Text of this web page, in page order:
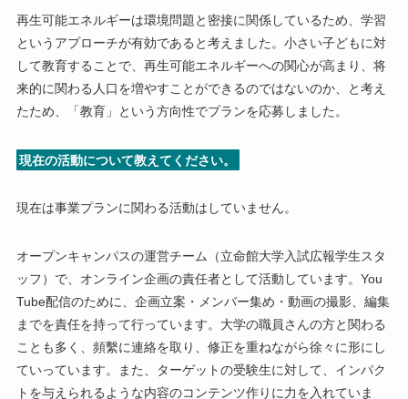
再生可能エネルギーは環境問題と密接に関係しているため、学習
というアプローチが有効であると考えました。小さい子どもに対
して教育することで、再生可能エネルギーへの関心が高まり、将
来的に関わる人口を増やすことができるのではないのか、と考え
たため、「教育」という方向性でプランを応募しました。
現在の活動について教えてください。
現在は事業プランに関わる活動はしていません。
オープンキャンパスの運営チーム（立命館大学入試広報学生スタ
ッフ）で、オンライン企画の責任者として活動しています。You
Tube配信のために、企画立案・メンバー集め・動画の撮影、編集
までを責任を持って行っています。大学の職員さんの方と関わる
ことも多く、頻繫に連絡を取り、修正を重ねながら徐々に形にし
ていっています。また、ターゲットの受験生に対して、インパク
トを与えられるような内容のコンテンツ作りに力を入れていま